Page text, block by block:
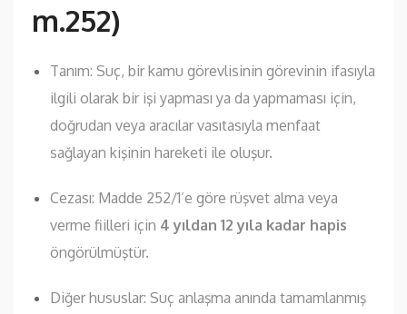
m.252)
Tanım: Suç, bir kamu görevlisinin görevinin ifasıyla
ilgili olarak bir işi yapması ya da yapmaması için,
doğrudan veya aracılar vasıtasıyla menfaat
sağlayan kişinin hareketi ile oluşur.
Cezası: Madde 252/1’e göre rüşvet alma veya
verme fiilleri için 4 yıldan 12 yıla kadar hapis
öngörülmüştür.
Diğer hususlar: Suç anlaşma anında tamamlanmış